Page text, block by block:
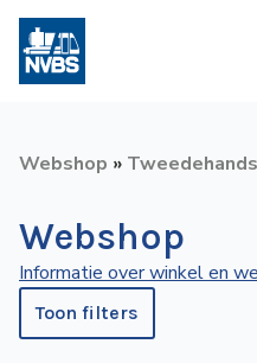
Op de Rails
NVBS Actueel
Afdelingen
Excursies
Webshop »
Webshop
Informatie over winkel en
Toon filters